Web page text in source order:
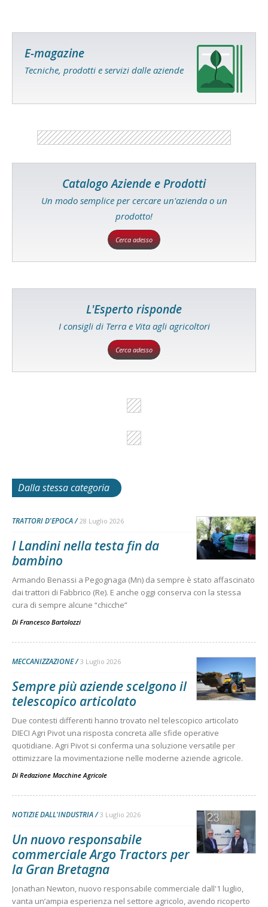
E-magazine
Tecniche, prodotti e servizi dalle aziende
Catalogo Aziende e Prodotti
Un modo semplice per cercare un'azienda o un
prodotto!
Cerca adesso
L'Esperto risponde
I consigli di Terra e Vita agli agricoltori
Cerca adesso
Dalla stessa categoria
TRATTORI D'EPOCA 28 Luglio 2026
I Landini nella testa fin da
bambino
Armando Benassi a Pegognaga (Mn) da sempre è stato affascinato
dai trattori di Fabbrico (Re). E anche oggi conserva con la stessa
cura di sempre alcune “chicche”
Di Francesco Bartolozzi
MECCANIZZAZIONE 3 Luglio 2026
Sempre più aziende scelgono il
telescopico articolato
Due contesti differenti hanno trovato nel telescopico articolato
DIECI Agri Pivot una risposta concreta alle sfide operative
quotidiane. Agri Pivot si conferma una soluzione versatile per
ottimizzare la movimentazione nelle moderne aziende agricole.
Di Redazione Macchine Agricole
NOTIZIE DALL'INDUSTRIA 3 Luglio 2026
Un nuovo responsabile
commerciale Argo Tractors per
la Gran Bretagna
Jonathan Newton, nuovo responsabile commerciale dall'1 luglio,
vanta un’ampia esperienza nel settore agricolo, avendo ricoperto